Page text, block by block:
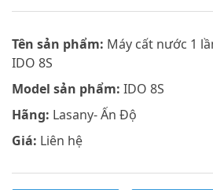
Tên sản phẩm: Máy cất nước 1
IDO 8S
Model sản phẩm: IDO 8S
Hãng: Lasany- Ấn Độ
Giá: Liên hệ